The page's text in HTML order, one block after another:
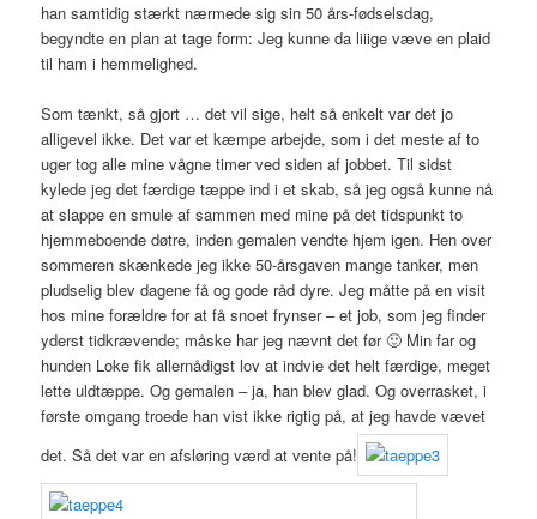
han samtidig stærkt nærmede sig sin 50 års-fødselsdag,
begyndte en plan at tage form: Jeg kunne da liiige væve en plaid
til ham i hemmelighed.
Som tænkt, så gjort … det vil sige, helt så enkelt var det jo
alligevel ikke. Det var et kæmpe arbejde, som i det meste af to
uger tog alle mine vågne timer ved siden af jobbet. Til sidst
kylede jeg det færdige tæppe ind i et skab, så jeg også kunne nå
at slappe en smule af sammen med mine på det tidspunkt to
hjemmeboende døtre, inden gemalen vendte hjem igen. Hen over
sommeren skænkede jeg ikke 50-årsgaven mange tanker, men
pludselig blev dagene få og gode råd dyre. Jeg måtte på en visit
hos mine forældre for at få snoet frynser – et job, som jeg finder
yderst tidkrævende; måske har jeg nævnt det før 🙂 Min far og
hunden Loke fik allernådigst lov at indvie det helt færdige, meget
lette uldtæppe. Og gemalen – ja, han blev glad. Og overrasket, i
første omgang troede han vist ikke rigtig på, at jeg havde vævet
det. Så det var en afsløring værd at vente på!